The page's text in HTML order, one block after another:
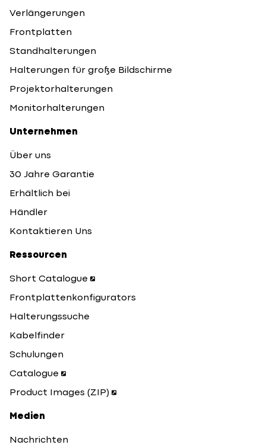
Verlängerungen
Frontplatten
Standhalterungen
Halterungen für große Bildschirme
Projektorhalterungen
Monitorhalterungen
Unternehmen
Über uns
30 Jahre Garantie
Erhältlich bei
Händler
Kontaktieren Uns
Ressourcen
Short Catalogue
Frontplattenkonfigurators
Halterungssuche
Kabelfinder
Schulungen
Catalogue
Product Images (ZIP)
Medien
Nachrichten